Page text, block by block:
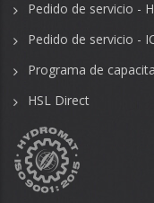
Pedido de servicio -
Pedido de servicio -
Programa de
HSL Direct